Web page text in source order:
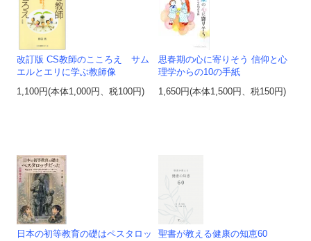
改訂版 CS教師のこころえ サム
エルとエリに学ぶ教師像
1,100円(本体1,000円、税100円)
思春期の心に寄りそう 信仰と心
理学からの10の手紙
1,650円(本体1,500円、税150円)
日本の初等教育の礎はペスタロッ
聖書が教える健康の知恵60